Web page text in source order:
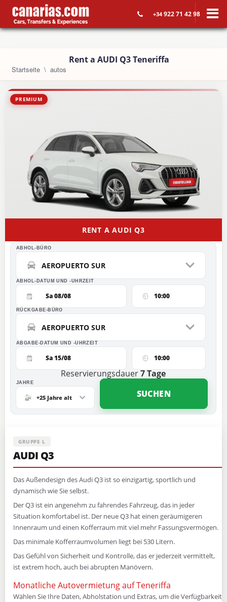
+34922 71 42 98
Rent a AUDI Q3 Teneriffa
Startseite autos
PREMIUM
RENT A AUDI Q3
ABHOL-BÜRO
AEROPUERTO SUR
ABHOL-DATUM UND -UHRZEIT
Sa 08/08 10:00
Reservierungsdauer7Tage
RÜCKGABE-BÜRO
AEROPUERTO SUR
ABGABE-DATUM UND -UHRZEIT
Sa 15/08 10:00
JAHRE
+25 Jahre alt SUCHEN
GRUPPE L
AUDI Q3
Das Außendesign des Audi Q3 ist so einzigartig, sportlich und
dynamisch wie Sie selbst.
Der Q3 ist ein angenehm zu fahrendes Fahrzeug, das in jeder
Situation komfortabel ist. Der neue Q3 hat einen geräumigeren
Innenraum und einen Kofferraum mit viel mehr Fassungsvermögen.
Das minimale Kofferraumvolumen liegt bei 530 Litern.
Das Gefühl von Sicherheit und Kontrolle, das er jederzeit vermittelt,
ist extrem hoch, auch bei abrupten Manövern.
Monatliche Autovermietung auf Teneriffa
Wählen Sie Ihre Daten, Abholstation und Extras, um die Verfügbarkeit